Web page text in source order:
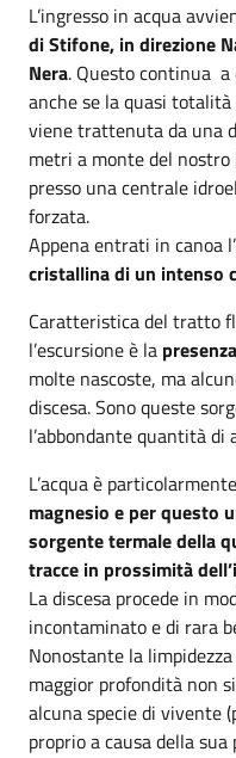
L’ingresso in acqua
di Stifone, in direzione
Nera. Questo continua a
anche se la quasi
viene trattenuta da una
metri a monte del nostro
presso una centrale
forzata.
Appena entrati in canoa l’
cristallina di un intenso
Caratteristica del tratto
l’escursione è la
molte nascoste, ma
discesa. Sono queste
l’abbondante quantità di
L’acqua è particolarmente
magnesio e per questo
sorgente termale della
tracce in prossimità
La discesa procede in
incontaminato e di rara
Nonostante la
maggior profondità non
alcuna specie di vivente
proprio a causa della